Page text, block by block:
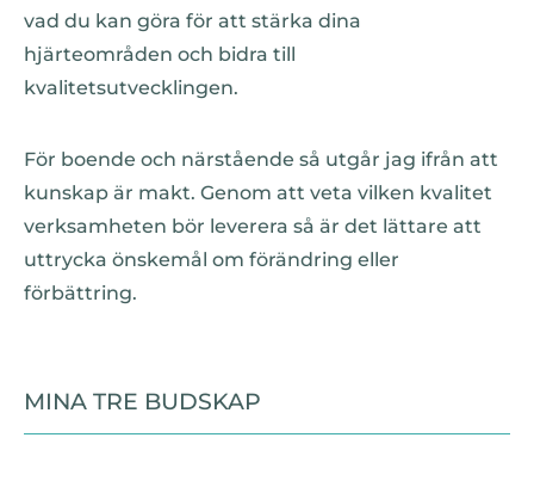
vad du kan göra för att stärka dina
hjärteområden och bidra till
kvalitetsutvecklingen.
För boende och närstående så utgår jag ifrån att
kunskap är makt. Genom att veta vilken kvalitet
verksamheten bör leverera så är det lättare att
uttrycka önskemål om förändring eller
förbättring.
MINA TRE BUDSKAP